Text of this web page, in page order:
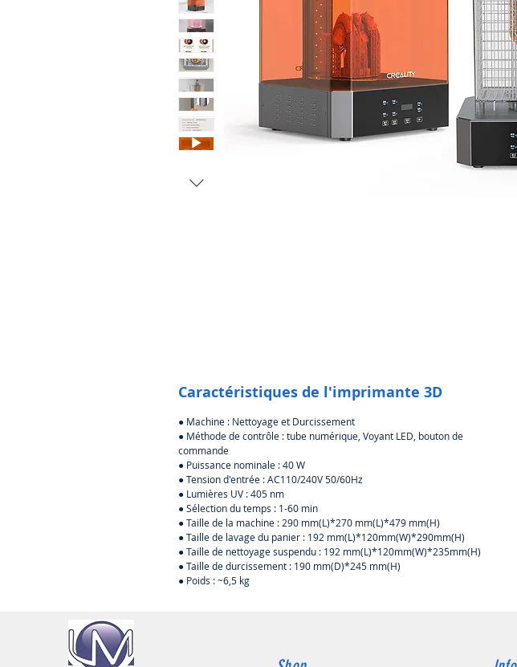
Caractéristiques de l'imprimante 3D
● Machine : Nettoyage et Durcissement
● Méthode de contrôle : tube numérique, Voyant LED, bouton de
commande
● Puissance nominale : 40 W
● Tension d'entrée : AC110/240V 50/60Hz
● Lumières UV : 405 nm
● Sélection du temps : 1-60 min
● Taille de la machine : 290 mm(L)*270 mm(L)*479 mm(H)
● Taille de lavage du panier : 192 mm(L)*120mm(W)*290mm(H)
● Taille de nettoyage suspendu : 192 mm(L)*120mm(W)*235mm(H)
● Taille de durcissement : 190 mm(D)*245 mm(H)
● Poids : ~6,5 kg